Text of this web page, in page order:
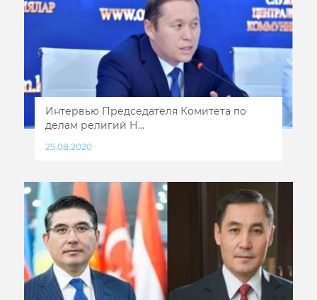
Интервью Председателя Комитета по
делам религий Н...
25.08.2020